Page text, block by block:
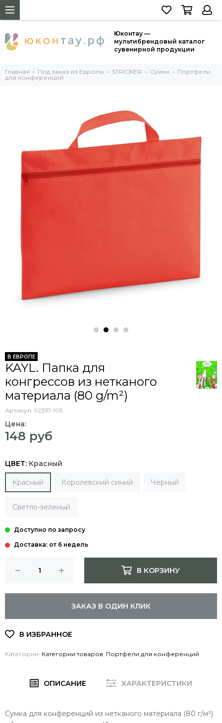
Юконтау —
мультибрендовый каталог
сувенирной продукции
Главная Под заказ из Европы STRICKER Сумки
Портфели
для конференций
В ЕВРОПЕ
KAYL. Папка для
конгрессов из нетканого
материала (80 g/m²)
Артикул: 92357-105
Цена:
148 руб
ЦВЕТ: Красный
Красный Королевский синий Черный
Светло-зеленый
Доставка: от 6 недель
В КОРЗИНУ
ЗАКАЗ В ОДИН КЛИК
Категории: Категории товаров Портфели для конференций
ОПИСАНИЕ ХАРАКТЕРИСТИКИ
Сумка для конференций из нетканого материала (80 г/м²)